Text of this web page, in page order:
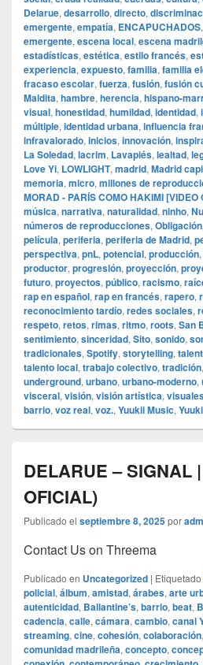
Delarue, desarrollo, directo,
emergente, empatía, ENCAPUCHADOS,
emergente, escena local, escena
estadísticas, estética, estilo francés,
experiencia, expuesto, familia, familia
fracaso escolar, fuerza, fusión, fusión
Maldita, hambre, herencia, hispano-
visual, honestidad, humildad, identidad,
múltiple, identidad urbana, influencia
infravalorado, inicios, innovación,
La Soledad, lacrim, Lavapiés, lealtad,
Love Yi, LOWLIGHT, madrid, Madrid
memoria, micro, millones de
MORAD - PARÍS COMO HAKIMI [VIDEO
música, narrativa, naturalidad, ninho,
números de reproducciones, Obligación
película, periferia, periferia de Madrid,
perspectiva, pnL, potencial, producción,
productor, progresión, proyección,
futuro, proyectos, público, racismo,
rap en español, rap en francés, rapero,
reconocimiento tardío, redes sociales,
respeto, retos, rimas, ritmo, roots, San
sentimiento, sinceridad, Sito, sonido,
tradicionales, Spotify, storytelling,
talento local, trabajo colectivo, tradición,
underground, urbano, urbano-moderno,
visceral, visión, visión artística,
barrio, voz real, voz., Yuukii Music,
DELARUE – SIGNAL
OFICIAL)
Publicado el septiembre 8, 2025por
Contact Us on Threema
Publicado en Uncategorized | Etiquetado
policial, álbum, amistad, árabes, arte
autenticidad, Ballantine’s, barrio, beat,
cadencia, calle, cámara, cambio, canal
streaming, cine, cohesión, colaboración,
comunidad madrileña, concepto,